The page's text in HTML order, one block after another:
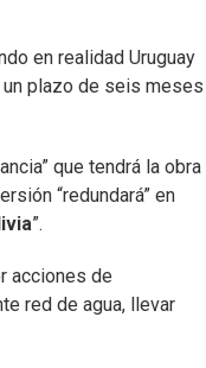
en realidad Uruguay
plazo de seis meses
que tendrá la obra
“redundará” en
”.
acciones de
red de agua, llevar